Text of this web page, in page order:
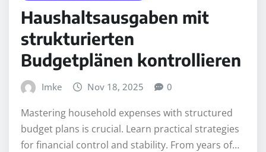
Haushaltsausgaben mit
strukturierten
Budgetplänen kontrollieren
Imke Nov 18, 2025 0
Mastering household expenses with structured
budget plans is crucial. Learn practical strategies
for financial control and stability. From years of…